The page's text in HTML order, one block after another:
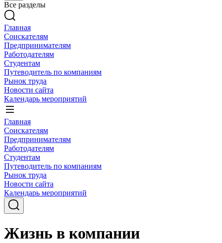
Все разделы
Главная
Соискателям
Предпринимателям
Работодателям
Студентам
Путеводитель по компаниям
Рынок труда
Новости сайта
Календарь мероприятий
Главная
Соискателям
Предпринимателям
Работодателям
Студентам
Путеводитель по компаниям
Рынок труда
Новости сайта
Календарь мероприятий
Жизнь в компании